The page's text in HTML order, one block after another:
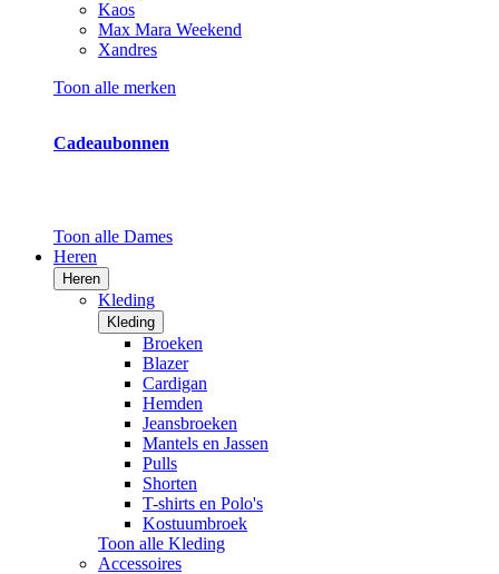
Kaos
Max Mara Weekend
Xandres
Toon alle merken
Cadeaubonnen
Toon alle Dames
Heren
Heren
Kleding
Kleding
Broeken
Blazer
Cardigan
Hemden
Jeansbroeken
Mantels en Jassen
Pulls
Shorten
T-shirts en Polo's
Kostuumbroek
Toon alle Kleding
Accessoires